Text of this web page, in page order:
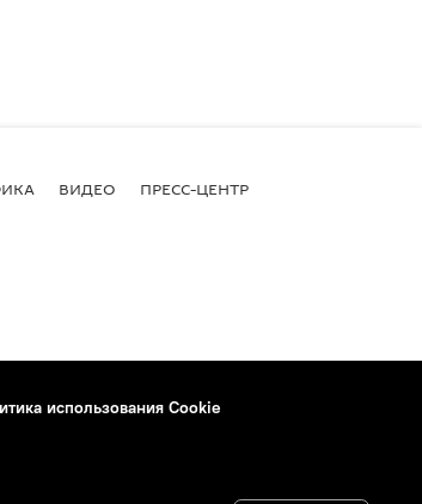
ВИДЕО ПРЕСС-ЦЕНТР
использования Cookie